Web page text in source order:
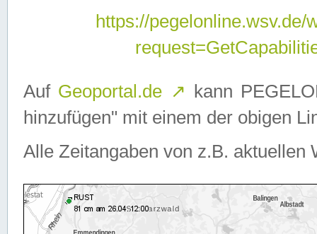
https://
Auf Geoportal.de ↗ kann
hinzufügen" mit einem der obigen
Alle Zeitangaben von z.B. aktuellen